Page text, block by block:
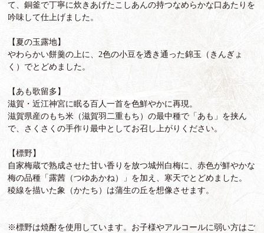
て、銅釜で丁寧に炊きあげたこしあんの持つなめらかな口あたりを
吟味して仕上げました。
【夏の玉露地】
やわらかい餅羹の上に、2色の小豆を透き通った錦玉（きんぎょ
く）でとどめました。
【あも歌留多】
滋賀・近江神宮に眠る百人一首を色鮮やかに再現。
滋賀県産のもち米（滋賀羽二重もち）の最中種で「あも」を挟ん
で、さくさくの手作り最中としてお召し上がりください。
【標野】
自家梅蔵で熟成させた甘い香りを放つ城州白梅に、赤色が鮮やかな
梅の品種「露茜（つゆあかね）」を加え、寒天でとどめました。
稜線を描いた象（かたち）は蒲生の丘を想像させます。
※標野は焼酎を使用しています。お子様やアルコールに弱い方はご